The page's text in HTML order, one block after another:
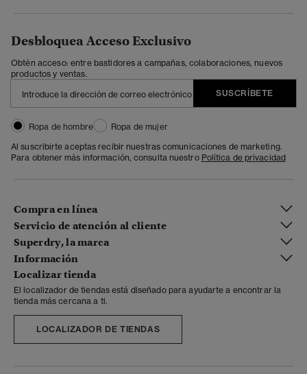
Desbloquea Acceso Exclusivo
Obtén acceso: entre bastidores a campañas, colaboraciones, nuevos
productos y ventas.
SUSCRÍBETE
Ropa de hombre
Ropa de mujer
Al suscribirte aceptas recibir nuestras comunicaciones de marketing.
Para obtener más información, consulta nuestro Política de privacidad
Compra en línea
Servicio de atención al cliente
Superdry, la marca
Información
Localizar tienda
El localizador de tiendas está diseñado para ayudarte a encontrar la
tienda más cercana a ti.
LOCALIZADOR DE TIENDAS